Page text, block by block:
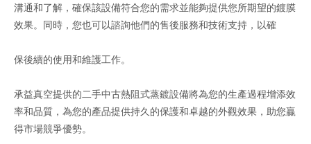
溝通和了解，確保該設備符合您的需求並能夠提供您所期望的鍍膜
效果。同時，您也可以諮詢他們的售後服務和技術支持，以確
保後續的使用和維護工作。
承益真空提供的二手中古熱阻式蒸鍍設備將為您的生產過程增添效
率和品質，為您的產品提供持久的保護和卓越的外觀效果，助您贏
得市場競爭優勢。